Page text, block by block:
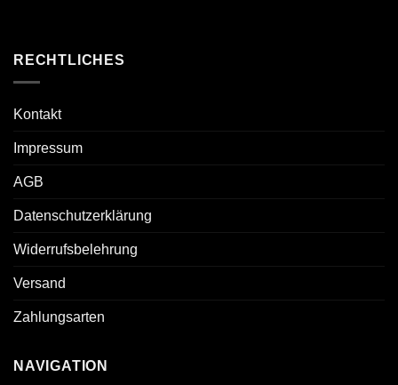
RECHTLICHES
Kontakt
Impressum
AGB
Datenschutzerklärung
Widerrufsbelehrung
Versand
Zahlungsarten
NAVIGATION